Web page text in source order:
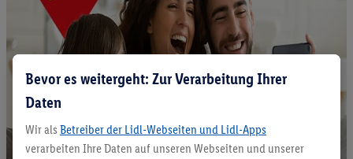
Bevor es weitergeht: Zur Verarbeitung Ihrer
Daten
Wir als Betreiber der Lidl-Webseiten und Lidl-Apps
verarbeiten Ihre Daten auf unseren Webseiten und unserer